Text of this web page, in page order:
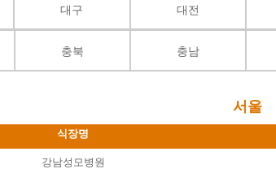
대구 대전
충북 충남
서울
식장명
강남성모병원